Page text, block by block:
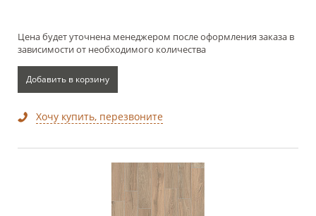
Цена будет уточнена менеджером после оформления заказа в
зависимости от необходимого количества
Добавить в корзину
Хочу купить, перезвоните